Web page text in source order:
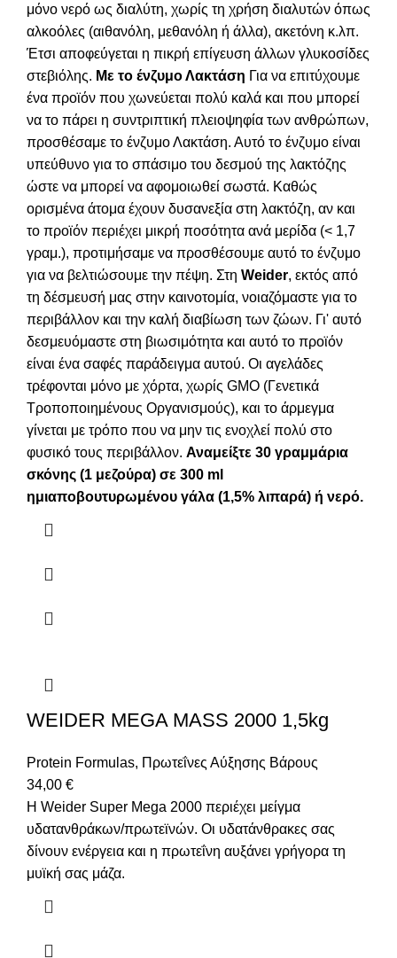
μόνο νερό ως διαλύτη, χωρίς τη χρήση διαλυτών όπως
αλκοόλες (αιθανόλη, μεθανόλη ή άλλα), ακετόνη κ.λπ.
Έτσι αποφεύγεται η πικρή επίγευση άλλων γλυκοσίδες
στεβιόλης. Με το ένζυμο Λακτάση Για να επιτύχουμε
ένα προϊόν που χωνεύεται πολύ καλά και που μπορεί
να το πάρει η συντριπτική πλειοψηφία των ανθρώπων,
προσθέσαμε το ένζυμο Λακτάση. Αυτό το ένζυμο είναι
υπεύθυνο για το σπάσιμο του δεσμού της λακτόζης
ώστε να μπορεί να αφομοιωθεί σωστά. Καθώς
ορισμένα άτομα έχουν δυσανεξία στη λακτόζη, αν και
το προϊόν περιέχει μικρή ποσότητα ανά μερίδα (< 1,7
γραμ.), προτιμήσαμε να προσθέσουμε αυτό το ένζυμο
για να βελτιώσουμε την πέψη. Στη Weider, εκτός από
τη δέσμευσή μας στην καινοτομία, νοιαζόμαστε για το
περιβάλλον και την καλή διαβίωση των ζώων. Γι' αυτό
δεσμευόμαστε στη βιωσιμότητα και αυτό το προϊόν
είναι ένα σαφές παράδειγμα αυτού. Οι αγελάδες
τρέφονται μόνο με χόρτα, χωρίς GMO (Γενετικά
Τροποποιημένους Οργανισμούς), και το άρμεγμα
γίνεται με τρόπο που να μην τις ενοχλεί πολύ στο
φυσικό τους περιβάλλον. Αναμείξτε 30 γραμμάρια
σκόνης (1 μεζούρα) σε 300 ml
ημιαποβουτυρωμένου γάλα (1,5% λιπαρά) ή νερό.
WEIDER MEGA MASS 2000 1,5kg
Protein Formulas, Πρωτεΐνες Αύξησης Βάρους
34,00 €
Η Weider Super Mega 2000 περιέχει μείγμα
υδατανθράκων/πρωτεϊνών. Οι υδατάνθρακες σας
δίνουν ενέργεια και η πρωτεΐνη αυξάνει γρήγορα τη
μυϊκή σας μάζα.